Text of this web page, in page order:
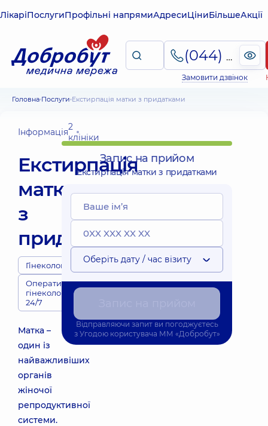
ЛікаріПослугиПрофільні напрямиАдресиЦіниБільшеАкції
(044) 495-2-888
Замовити дзвінок
Головна Послуги Екстирпація матки з придатками
Інформація2
клініки
Екстирпація
матки
з
придатками
Гінекологія
Оперативна
гінекологія
24/7
Матка –
один із
найважливіших
органів
жіночої
репродуктивної
системи.
Запис на прийом
Екстирпація матки з придатками
Оберіть дату / час візиту
Відправляючи запит ви погоджуєтесь
з Угодою користувача ММ «Добробут»